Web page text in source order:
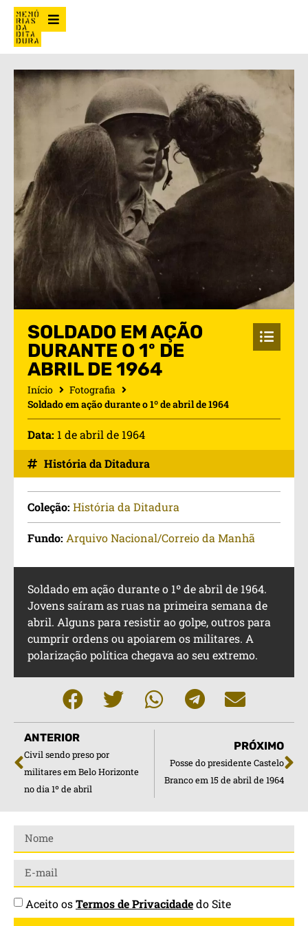
SOLDADO EM AÇÃO
DURANTE O 1º DE
ABRIL DE 1964
Início
Fotografia
Soldado em ação durante o 1º de abril de 1964
Data: 1 de abril de 1964
História da Ditadura
Coleção: História da Ditadura
Fundo: Arquivo Nacional/Correio da Manhã
Soldado em ação durante o 1º de abril de 1964.
Jovens saíram as ruas na primeira semana de
abril. Alguns para resistir ao golpe, outros para
cumprir ordens ou apoiarem os militares. A
polarização política chegava ao seu extremo.
ANTERIOR
Civil sendo preso por
militares em Belo Horizonte
no dia 1º de abril
PRÓXIMO
Posse do presidente Castelo
Branco em 15 de abril de 1964
Aceito osTermos de Privacidadedo Site